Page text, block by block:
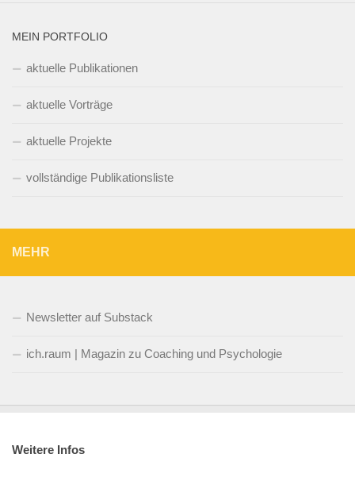
MEIN PORTFOLIO
aktuelle Publikationen
aktuelle Vorträge
aktuelle Projekte
vollständige Publikationsliste
MEHR
Newsletter auf Substack
ich.raum | Magazin zu Coaching und Psychologie
Weitere Infos